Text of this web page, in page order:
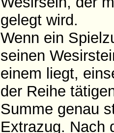
gelegt wird.
Wenn ein
seinen
einem liegt,
der Reihe
Summe genau
Extrazug. Nach